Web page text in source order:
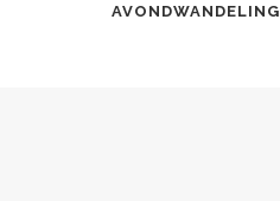
AVONDWANDELING